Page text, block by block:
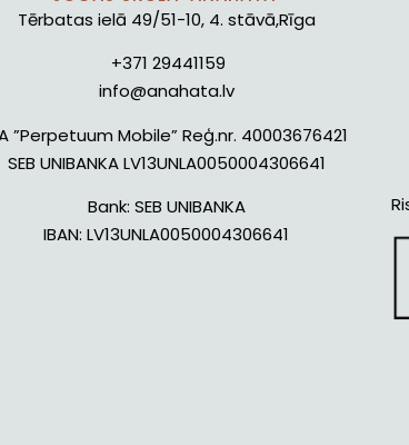
Tērbatas ielā 49/51-10, 4. stāvā,Rīga
+371 29441159
info@anahata.lv
”Perpetuum Mobile” Reģ.nr. 40003676421
SEB UNIBANKA LV13UNLA0050004306641
Bank: SEB UNIBANKA
IBAN: LV13UNLA0050004306641